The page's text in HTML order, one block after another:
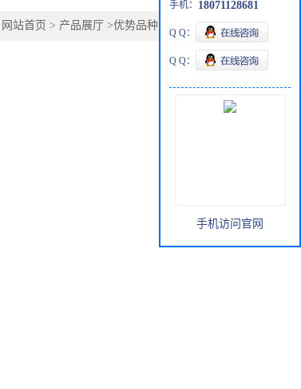
网站首页 > 产品展厅 >优势品种 1-氨基-3-丁炔
手机： 18071128681
Q Q：
Q Q：
手机访问官网